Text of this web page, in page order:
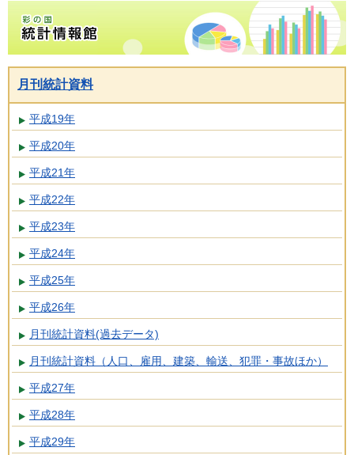
彩の国統計情報館トップページ
月刊統計資料
平成19年
平成20年
平成21年
平成22年
平成23年
平成24年
平成25年
平成26年
月刊統計資料(過去データ)
月刊統計資料（人口、雇用、建築、輸送、犯罪・事故ほか）
平成27年
平成28年
平成29年